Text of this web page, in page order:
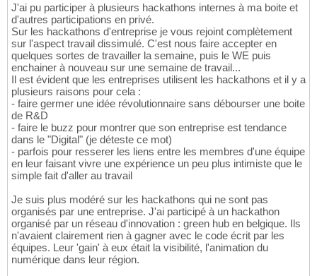
J'ai pu participer à plusieurs hackathons internes à ma boite et
d'autres participations en privé.
Sur les hackathons d'entreprise je vous rejoint complètement
sur l'aspect travail dissimulé. C'est nous faire accepter en
quelques sortes de travailler la semaine, puis le WE puis
enchainer à nouveau sur une semaine de travail...
Il est évident que les entreprises utilisent les hackathons et il y a
plusieurs raisons pour cela :
- faire germer une idée révolutionnaire sans débourser une boite
de R&D
- faire le buzz pour montrer que son entreprise est tendance
dans le "Digital" (je déteste ce mot)
- parfois pour resserer les liens entre les membres d'une équipe
en leur faisant vivre une expérience un peu plus intimiste que le
simple fait d'aller au travail
Je suis plus modéré sur les hackathons qui ne sont pas
organisés par une entreprise. J'ai participé à un hackathon
organisé par un réseau d'innovation : green hub en belgique. Ils
n'avaient clairement rien à gagner avec le code écrit par les
équipes. Leur 'gain' à eux était la visibilité, l'animation du
numérique dans leur région.